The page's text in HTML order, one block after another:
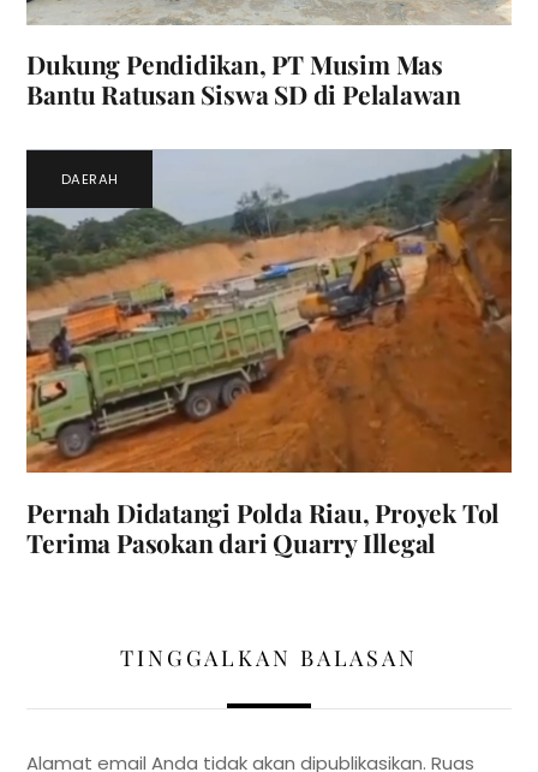
Dukung Pendidikan, PT Musim Mas
Bantu Ratusan Siswa SD di Pelalawan
DAERAH
Pernah Didatangi Polda Riau, Proyek Tol
Terima Pasokan dari Quarry Illegal
TINGGALKAN BALASAN
Alamat email Anda tidak akan dipublikasikan. Ruas